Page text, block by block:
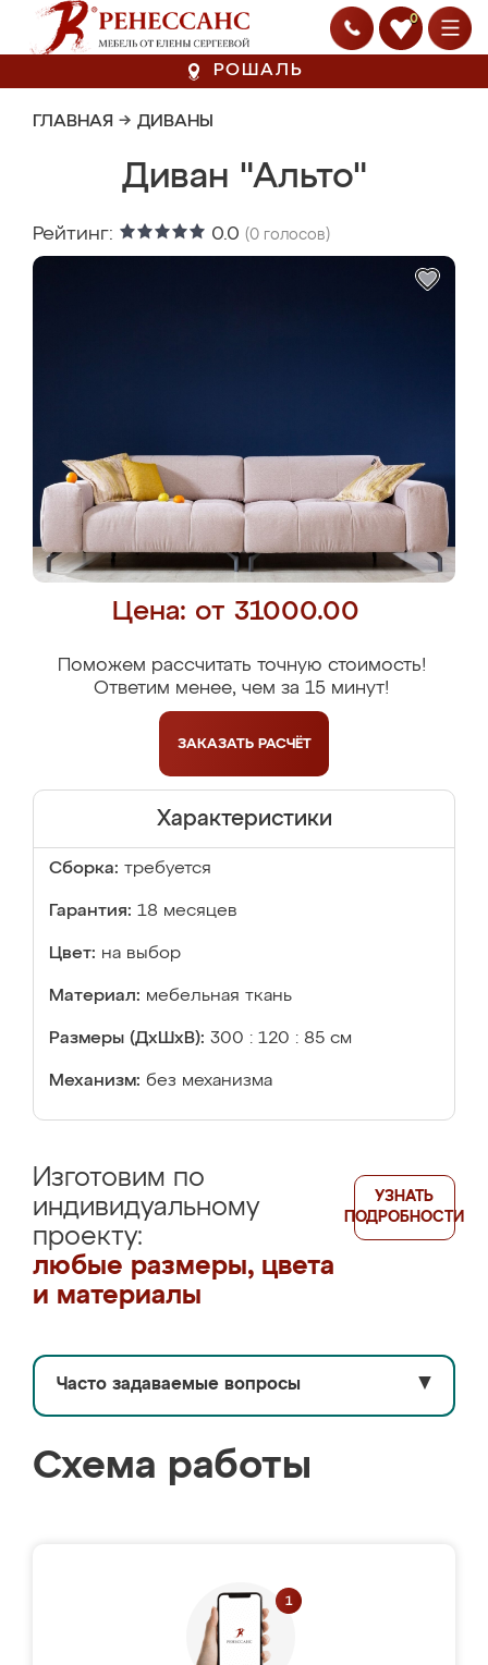
0
РОШАЛЬ
ГЛАВНАЯ → ДИВАНЫ
Диван "Альто"
Рейтинг: 0.0 (0 голосов)
Цена: от 31000.00
Поможем рассчитать точную стоимость!
Ответим менее, чем за 15 минут!
ЗАКАЗАТЬ РАСЧЁТ
Характеристики
Сборка: требуется
Гарантия: 18 месяцев
Цвет: на выбор
Материал: мебельная ткань
Размеры (ДхШхВ): 300 : 120 : 85 см
Механизм: без механизма
Изготовим по
индивидуальному
проекту:
любые размеры, цвета
и материалы
УЗНАТЬ
ПОДРОБНОСТИ
Часто задаваемые вопросы ▼
Схема работы